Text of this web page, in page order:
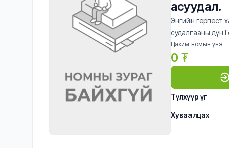
асуудал.
Энгийн герпест
судалгааны дүн
Цахим номын үнэ
0 ₮
Түлхүүр үг
Хуваалцах